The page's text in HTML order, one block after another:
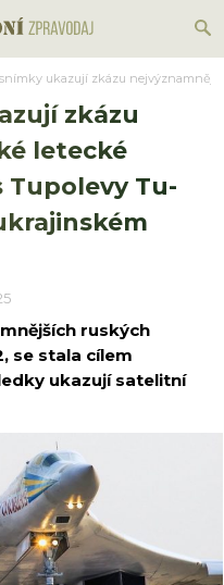
ukazují zkázu
zkázu
letecké
Tupolevy Tu-
ruských
se stala cílem
ukazují satelitní